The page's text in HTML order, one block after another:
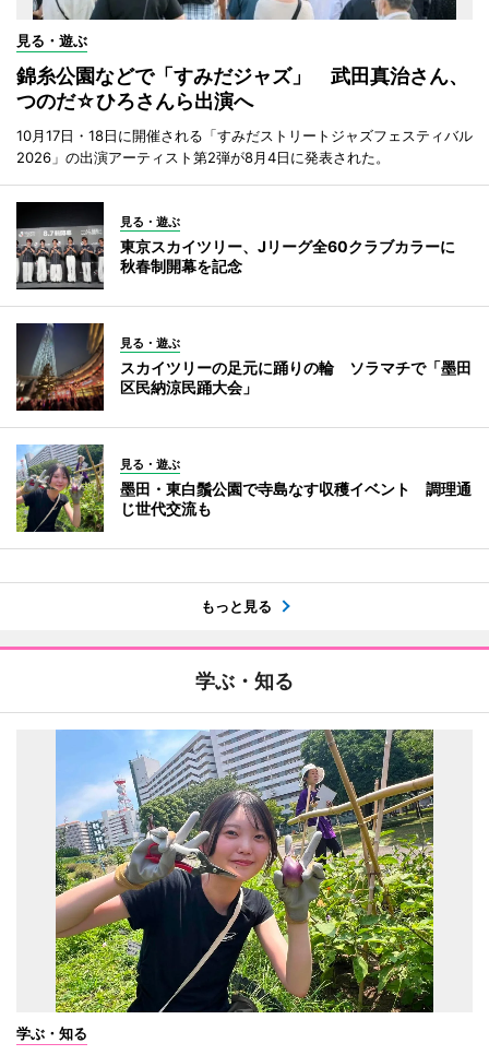
見る・遊ぶ
錦糸公園などで「すみだジャズ」 武田真治さん、
つのだ☆ひろさんら出演へ
10月17日・18日に開催される「すみだストリートジャズフェスティバル
2026」の出演アーティスト第2弾が8月4日に発表された。
見る・遊ぶ
東京スカイツリー、Jリーグ全60クラブカラーに
秋春制開幕を記念
見る・遊ぶ
スカイツリーの足元に踊りの輪 ソラマチで「墨田
区民納涼民踊大会」
見る・遊ぶ
墨田・東白鬚公園で寺島なす収穫イベント 調理通
じ世代交流も
もっと見る
学ぶ・知る
学ぶ・知る